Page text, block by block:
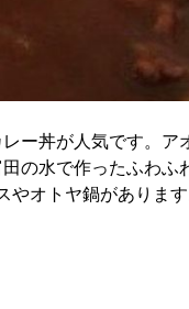
ー丼が人気です。ア
の水で作ったふわふ
オトヤ鍋があります